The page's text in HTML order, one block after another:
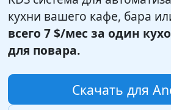
кухни вашего кафе, бара
всего 7 $/мес за один
для повара.
Скачать для